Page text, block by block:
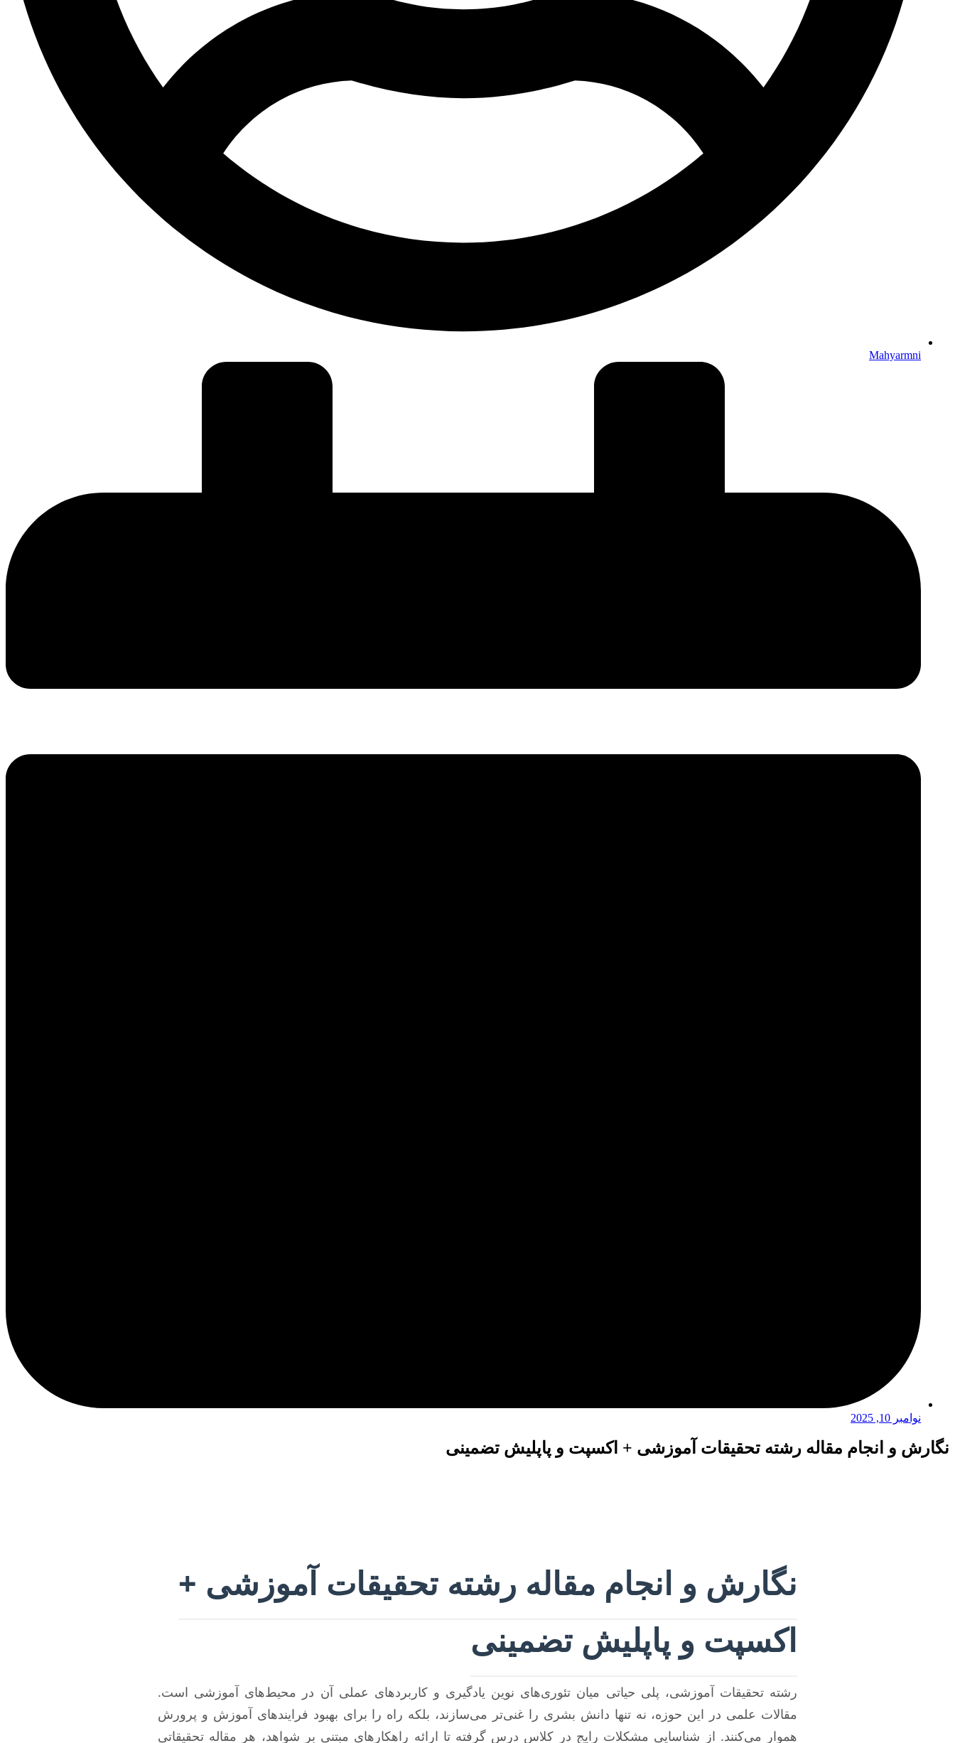
Mahyarmni
نوامبر 10, 2025
نگارش و انجام مقاله رشته تحقیقات آموزشی + اکسپت و پاپلیش تضمینی
نگارش و انجام مقاله رشته تحقیقات آموزشی +
اکسپت و پاپلیش تضمینی
رشته تحقیقات آموزشی، پلی حیاتی میان تئوری‌های نوین یادگیری و کاربردهای عملی آن در محیط‌های آموزشی است.
مقالات علمی در این حوزه، نه تنها دانش بشری را غنی‌تر می‌سازند، بلکه راه را برای بهبود فرایندهای آموزش و پرورش
هموار می‌کنند. از شناسایی مشکلات رایج در کلاس درس گرفته تا ارائه راهکارهای مبتنی بر شواهد، هر مقاله تحقیقاتی